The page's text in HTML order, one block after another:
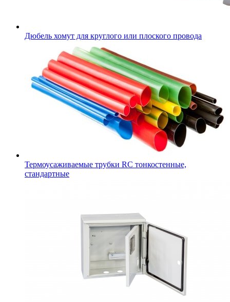
Дюбель хомут для круглого или плоского провода
Термоусаживаемые трубки RC тонкостенные,
стандартные